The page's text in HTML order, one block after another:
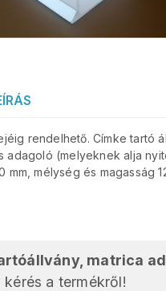
rendelhető. Címke tartó
adagoló (melyeknek alja
mm, mélység és magasság
matrica
kérés a termékről!